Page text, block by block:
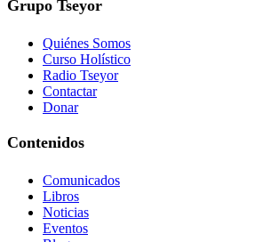
Grupo Tseyor
Quiénes Somos
Curso Holístico
Radio Tseyor
Contactar
Donar
Contenidos
Comunicados
Libros
Noticias
Eventos